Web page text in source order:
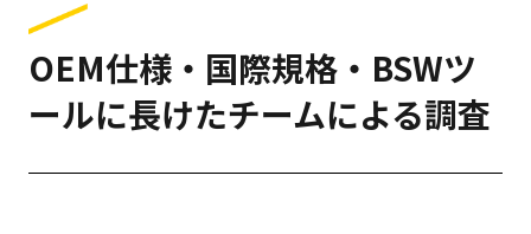
OEM仕様・国際規格・BSWツ
ールに長けたチームによる調査